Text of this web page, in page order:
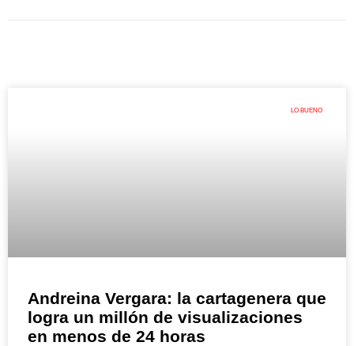
LO BUENO
Andreina Vergara: la cartagenera que
logra un millón de visualizaciones
en menos de 24 horas